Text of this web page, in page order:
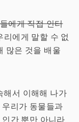
에게 직접 인터
에게 말할 수 없
많은 것을 배울
해서 이해해 나가
리가 동물들과
간 뿐만 아니라